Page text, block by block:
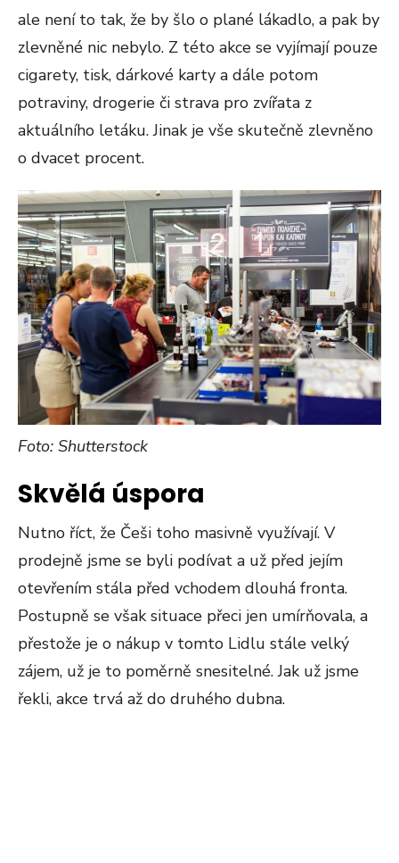
ale není to tak, že by šlo o plané lákadlo, a pak by
zlevněné nic nebylo. Z této akce se vyjímají pouze
cigarety, tisk, dárkové karty a dále potom
potraviny, drogerie či strava pro zvířata z
aktuálního letáku. Jinak je vše skutečně zlevněno
o dvacet procent.
Foto: Shutterstock
Skvělá úspora
Nutno říct, že Češi toho masivně využívají. V
prodejně jsme se byli podívat a už před jejím
otevřením stála před vchodem dlouhá fronta.
Postupně se však situace přeci jen umírňovala, a
přestože je o nákup v tomto Lidlu stále velký
zájem, už je to poměrně snesitelné. Jak už jsme
řekli, akce trvá až do druhého dubna.